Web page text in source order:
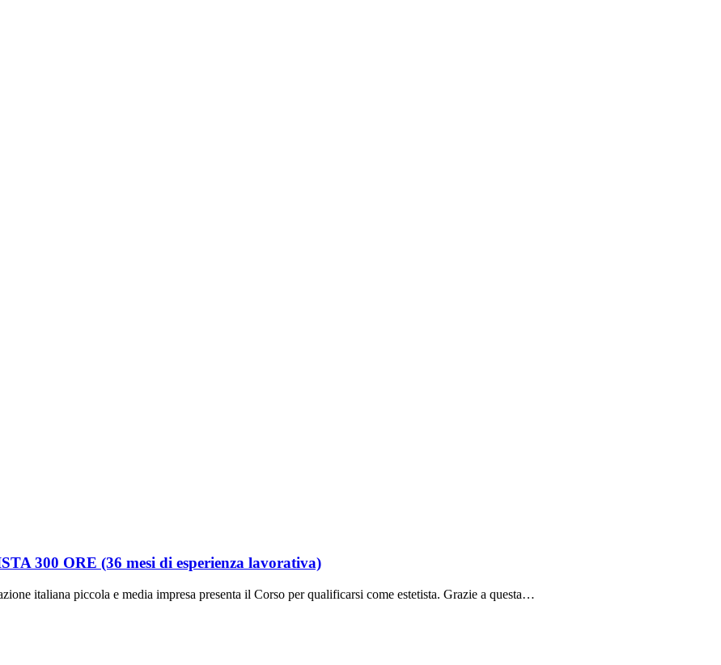
300 ORE (36 mesi di esperienza lavorativa)
italiana piccola e media impresa presenta il Corso per qualificarsi come estetista. Grazie a questa…